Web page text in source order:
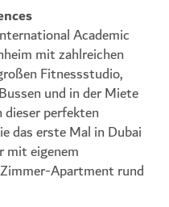
Academic
mit zahlreichen
Fitnessstudio,
und in der Miete
perfekten
das erste Mal in Dubai
mit eigenem
Apartment rund